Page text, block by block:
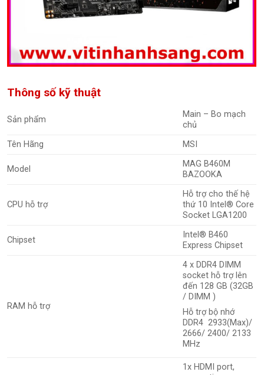
Thông số kỹ thuật
Sản phẩm
Main – Bo mạch
chủ
Tên Hãng
MSI
Model
MAG B460M
BAZOOKA
CPU hỗ trợ
Hỗ trợ cho thế hệ
thứ 10 Intel® Core
Socket LGA1200
Chipset
Intel® B460
Express Chipset
RAM hỗ trợ
4 x DDR4 DIMM
socket hỗ trợ lên
đến 128 GB (32GB
/ DIMM )
Hỗ trợ bộ nhớ
DDR4 2933(Max)/
2666/ 2400/ 2133
MHz
1x HDMI port,